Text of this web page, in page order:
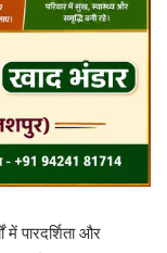
पारदर्शिता और